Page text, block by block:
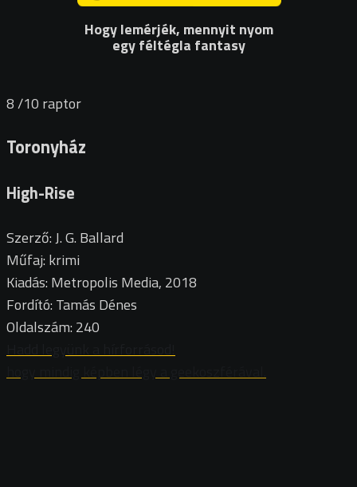
Hogy lemérjék, mennyit nyom
egy féltégla fantasy
8/10 raptor
Toronyház
High-Rise
Szerző: J. G. Ballard
Műfaj: krimi
Kiadás: Metropolis Media, 2018
Fordító: Tamás Dénes
Oldalszám: 240